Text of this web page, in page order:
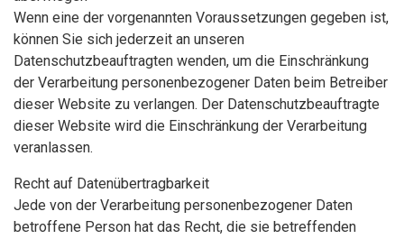
Wenn eine der vorgenannten Voraussetzungen gegeben ist,
können Sie sich jederzeit an unseren
Datenschutzbeauftragten wenden, um die Einschränkung
der Verarbeitung personenbezogener Daten beim Betreiber
dieser Website zu verlangen. Der Datenschutzbeauftragte
dieser Website wird die Einschränkung der Verarbeitung
veranlassen.
Recht auf Datenübertragbarkeit
Jede von der Verarbeitung personenbezogener Daten
betroffene Person hat das Recht, die sie betreffenden